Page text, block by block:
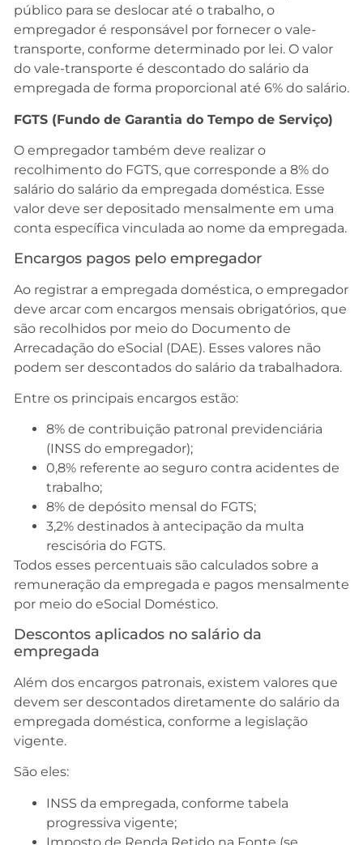
público para se deslocar até o trabalho, o
empregador é responsável por fornecer o vale-
transporte, conforme determinado por lei. O valor
do vale-transporte é descontado do salário da
empregada de forma proporcional até 6% do salário.
FGTS (Fundo de Garantia do Tempo de Serviço)
O empregador também deve realizar o
recolhimento do FGTS, que corresponde a 8% do
salário do salário da empregada doméstica. Esse
valor deve ser depositado mensalmente em uma
conta específica vinculada ao nome da empregada.
Encargos pagos pelo empregador
Ao registrar a empregada doméstica, o empregador
deve arcar com encargos mensais obrigatórios, que
são recolhidos por meio do Documento de
Arrecadação do eSocial (DAE). Esses valores não
podem ser descontados do salário da trabalhadora.
Entre os principais encargos estão:
8% de contribuição patronal previdenciária
(INSS do empregador);
0,8% referente ao seguro contra acidentes de
trabalho;
8% de depósito mensal do FGTS;
3,2% destinados à antecipação da multa
rescisória do FGTS.
Todos esses percentuais são calculados sobre a
remuneração da empregada e pagos mensalmente
por meio do eSocial Doméstico.
Descontos aplicados no salário da
empregada
Além dos encargos patronais, existem valores que
devem ser descontados diretamente do salário da
empregada doméstica, conforme a legislação
vigente.
São eles:
INSS da empregada, conforme tabela
progressiva vigente;
Imposto de Renda Retido na Fonte (se